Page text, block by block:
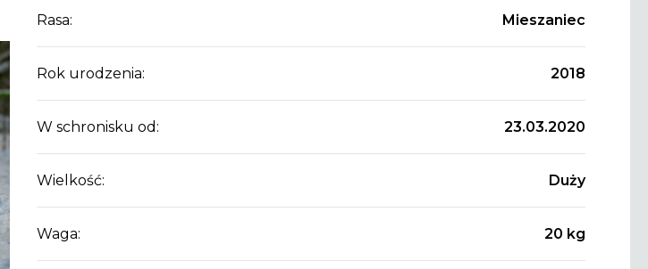
Rasa: Mieszaniec
Rok urodzenia: 2018
W schronisku od: 23.03.2020
Wielkość: Duży
Waga: 20 kg